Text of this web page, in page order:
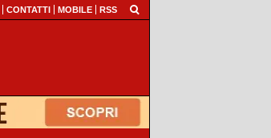
CONTATTI MOBILE RSS